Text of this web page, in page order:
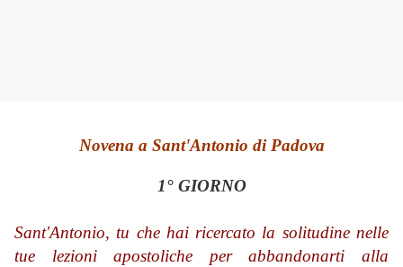
Novena a Sant'Antonio di Padova
1° GIORNO
Sant'Antonio, tu che hai ricercato la solitudine nelle
tue lezioni apostoliche per abbandonarti alla